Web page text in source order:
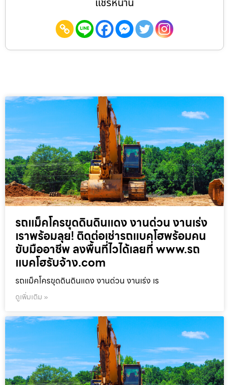
รถแม็คโครขุดดินดินแดง งานด่วน งานเร่ง
เราพร้อมลุย! ติดต่อเช่ารถแบคโฮพร้อมคน
ขับมืออาชีพ ลงพื้นที่ไวได้เลยที่ www.รถ
แบคโฮรับจ้าง.com
รถแม็คโครขุดดินดินแดง งานด่วน งานเร่ง เร
ดูเพิ่มเติม »